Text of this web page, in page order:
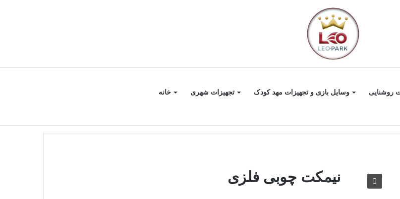
خانه تجهیزات شهری وسایل بازی و تجهیزات مهد کودک روشنایی
نیمکت چوبی فلزی